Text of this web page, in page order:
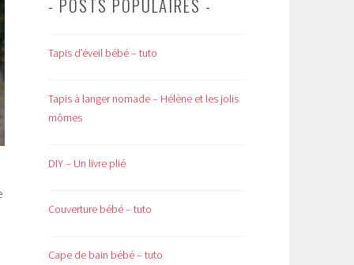
- POSTS POPULAIRES -
Tapis d’éveil bébé – tuto
Tapis à langer nomade – Hélène et les jolis
mômes
DIY – Un livre plié
Couverture bébé – tuto
Cape de bain bébé – tuto